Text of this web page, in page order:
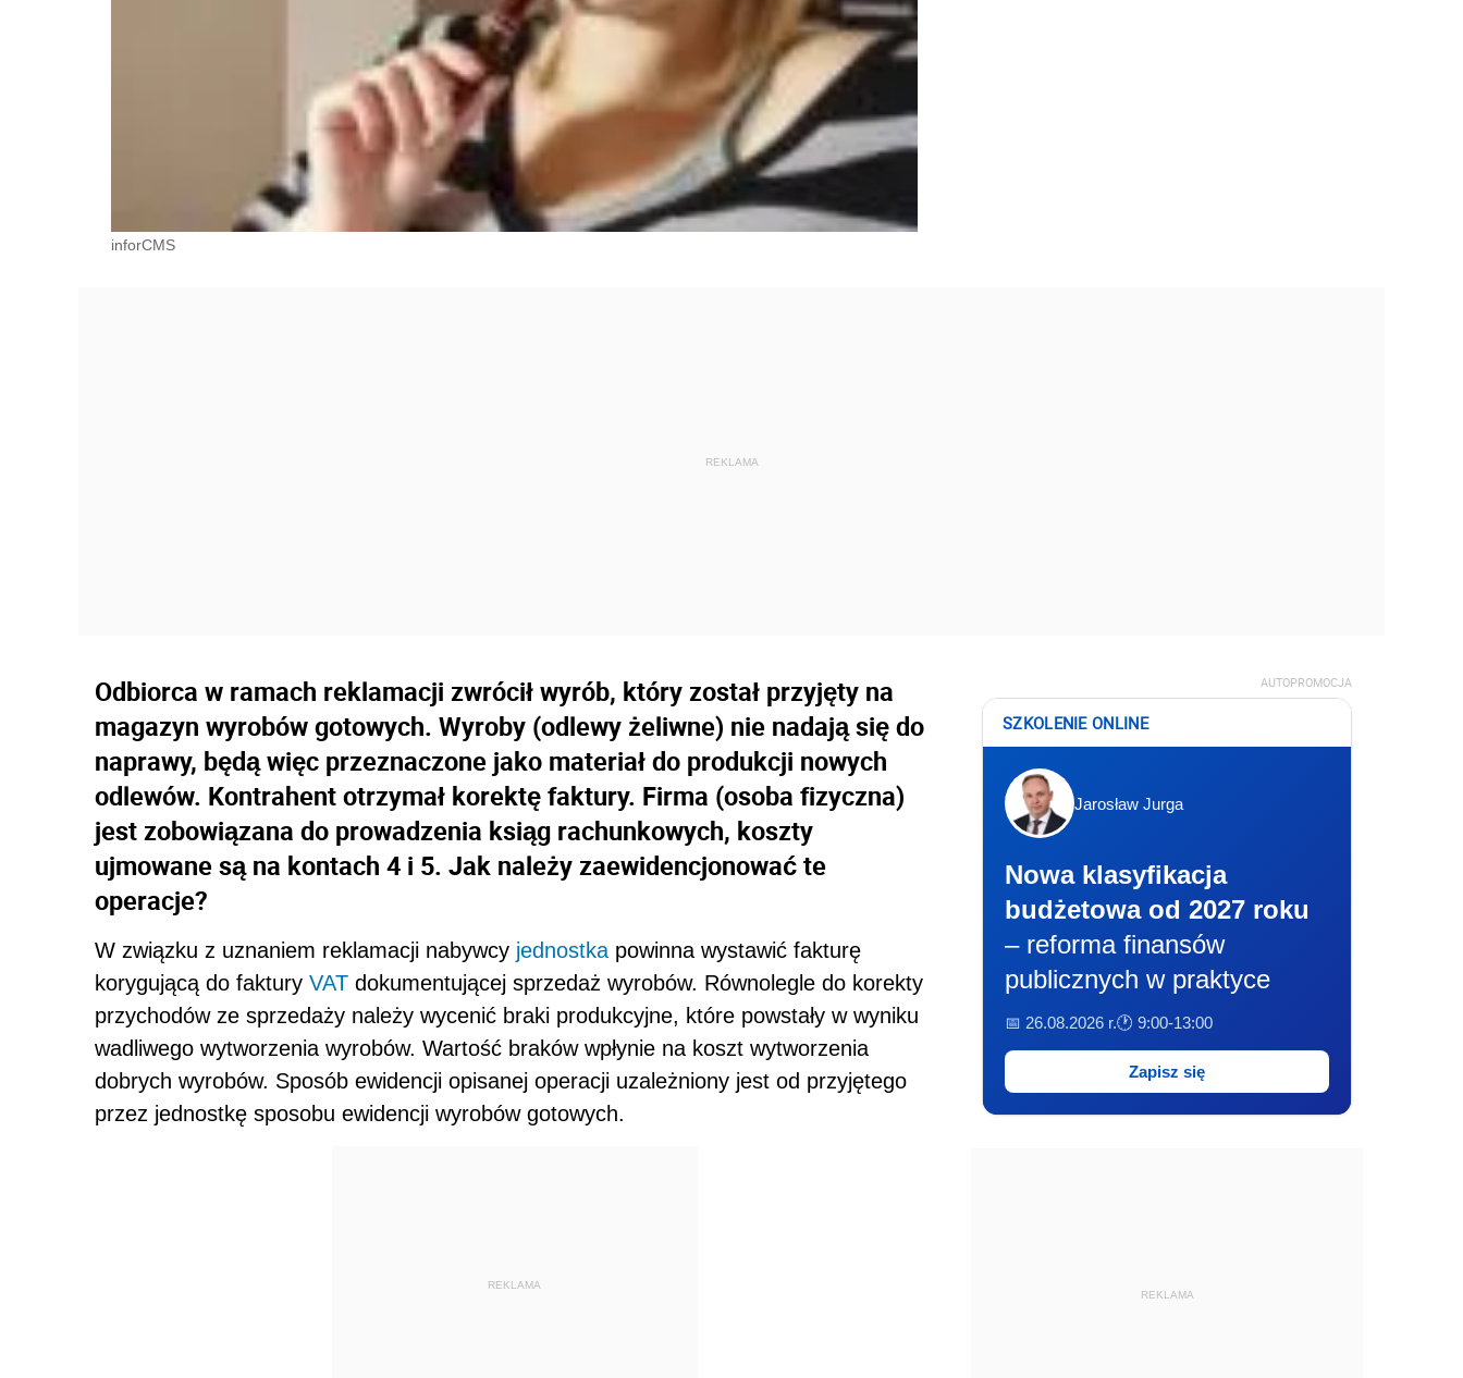
inforCMS
Odbiorca w ramach reklamacji zwrócił wyrób, który został przyjęty na
magazyn wyrobów gotowych. Wyroby (odlewy żeliwne) nie nadają się do
naprawy, będą więc przeznaczone jako materiał do produkcji nowych
odlewów. Kontrahent otrzymał korektę faktury. Firma (osoba fizyczna)
jest zobowiązana do prowadzenia ksiąg rachunkowych, koszty
ujmowane są na kontach 4 i 5. Jak należy zaewidencjonować te
operacje?
W związku z uznaniem reklamacji nabywcy jednostkapowinna wystawić fakturę
korygującą do faktury VAT dokumentującej sprzedaż wyrobów. Równolegle do korekty
przychodów ze sprzedaży należy wycenić braki produkcyjne, które powstały w wyniku
wadliwego wytworzenia wyrobów. Wartość braków wpłynie na koszt wytworzenia
dobrych wyrobów. Sposób ewidencji opisanej operacji uzależniony jest od przyjętego
przez jednostkę sposobu ewidencji wyrobów gotowych.
REKLAMA
AUTOPROMOCJA
SZKOLENIE ONLINE
Jarosław Jurga
Nowa klasyfikacja
budżetowa od 2027 roku
– reforma finansów
publicznych w praktyce
📅 26.08.2026 r.🕐 9:00-13:00
Zapisz się
REKLAMA